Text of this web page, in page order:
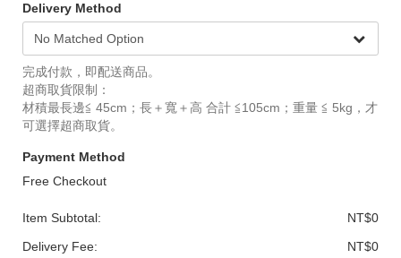
Delivery Method
完成付款，即配送商品。
超商取貨限制：
材積最長邊≦ 45cm；長＋寬＋高 合計 ≦105cm；重量 ≦ 5kg，才
可選擇超商取貨。
Payment Method
Free Checkout
Item Subtotal:
NT$0
Delivery Fee:
NT$0